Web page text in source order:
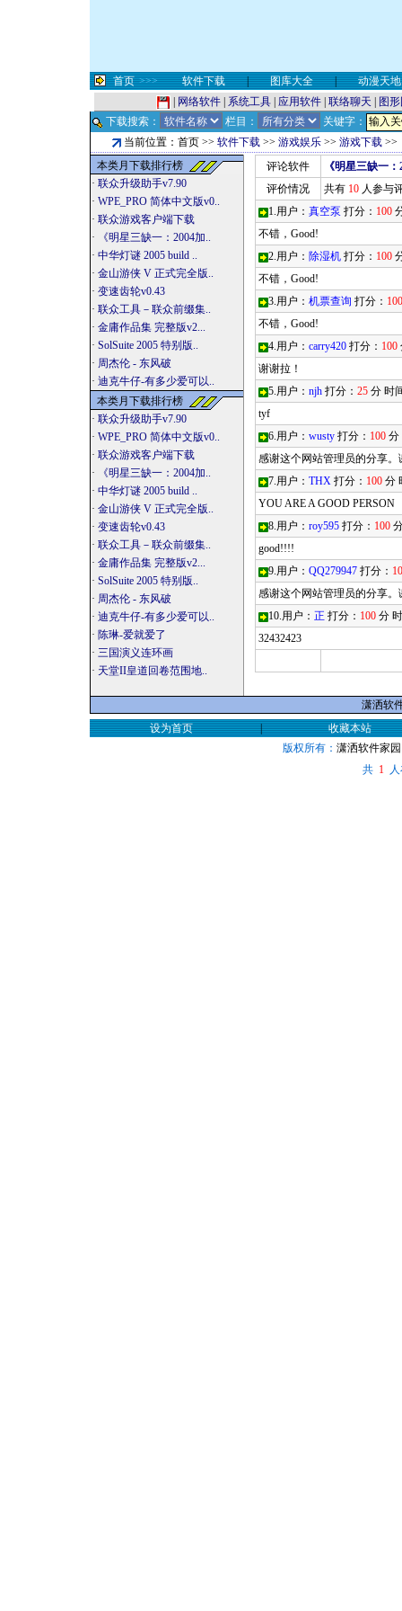
首页 >>> 软件下载 | 图库大全 |
动漫天地
网络软件 系统工具 应用软件 联络聊天
图
下载搜索：
栏目：
关键字：
当前位置：首页 >> 软件下载 >> 游戏娱乐 >> 游戏下载 >>
本类月下载排行榜
· 联众升级助手v7.90
· WPE_PRO 简体中文版v0..
· 联众游戏客户端下载
·
《明星三缺一：2004加..
· 中华灯谜 2005 build ..
· 金山游侠 V 正式完全版..
· 变速齿轮v0.43
· 联众工具－联众前缀集..
· 金庸作品集 完整版v2...
· SolSuite 2005 特别版..
· 周杰伦 - 东风破
· 迪克牛仔-有多少爱可以..
本类月下载排行榜
· 联众升级助手v7.90
· WPE_PRO 简体中文版v0..
· 联众游戏客户端下载
·
《明星三缺一：2004加..
· 中华灯谜 2005 build ..
· 金山游侠 V 正式完全版..
· 变速齿轮v0.43
· 联众工具－联众前缀集..
· 金庸作品集 完整版v2...
· SolSuite 2005 特别版..
· 周杰伦 - 东风破
· 迪克牛仔-有多少爱可以..
· 陈琳-爱就爱了
· 三国演义连环画
· 天堂II皇道回卷范围地..
评论软件
《明星三缺一
评价情况
共有 10 人参与
1.用户： 真空泵 打分： 100
不错，Good!
2.用户： 除湿机 打分： 100
不错，Good!
3.用户： 机票查询 打分： 100
不错，Good!
4.用户： carry420 打分： 100
谢谢拉！
5.用户： njh 打分： 25 分 时
tyf
6.用户： wusty 打分： 100 分
感谢这个网站管理员的分享。
7.用户： THX 打分： 100 分
YOU ARE A GOOD PERSON
8.用户： roy595 打分： 100
good!!!!
9.用户： QQ279947 打分：
感谢这个网站管理员的分享。
10.用户： 正 打分： 100 分
32432423
潇洒软
设为首页
|
收藏本站
版权所有： 潇洒软件家园
共